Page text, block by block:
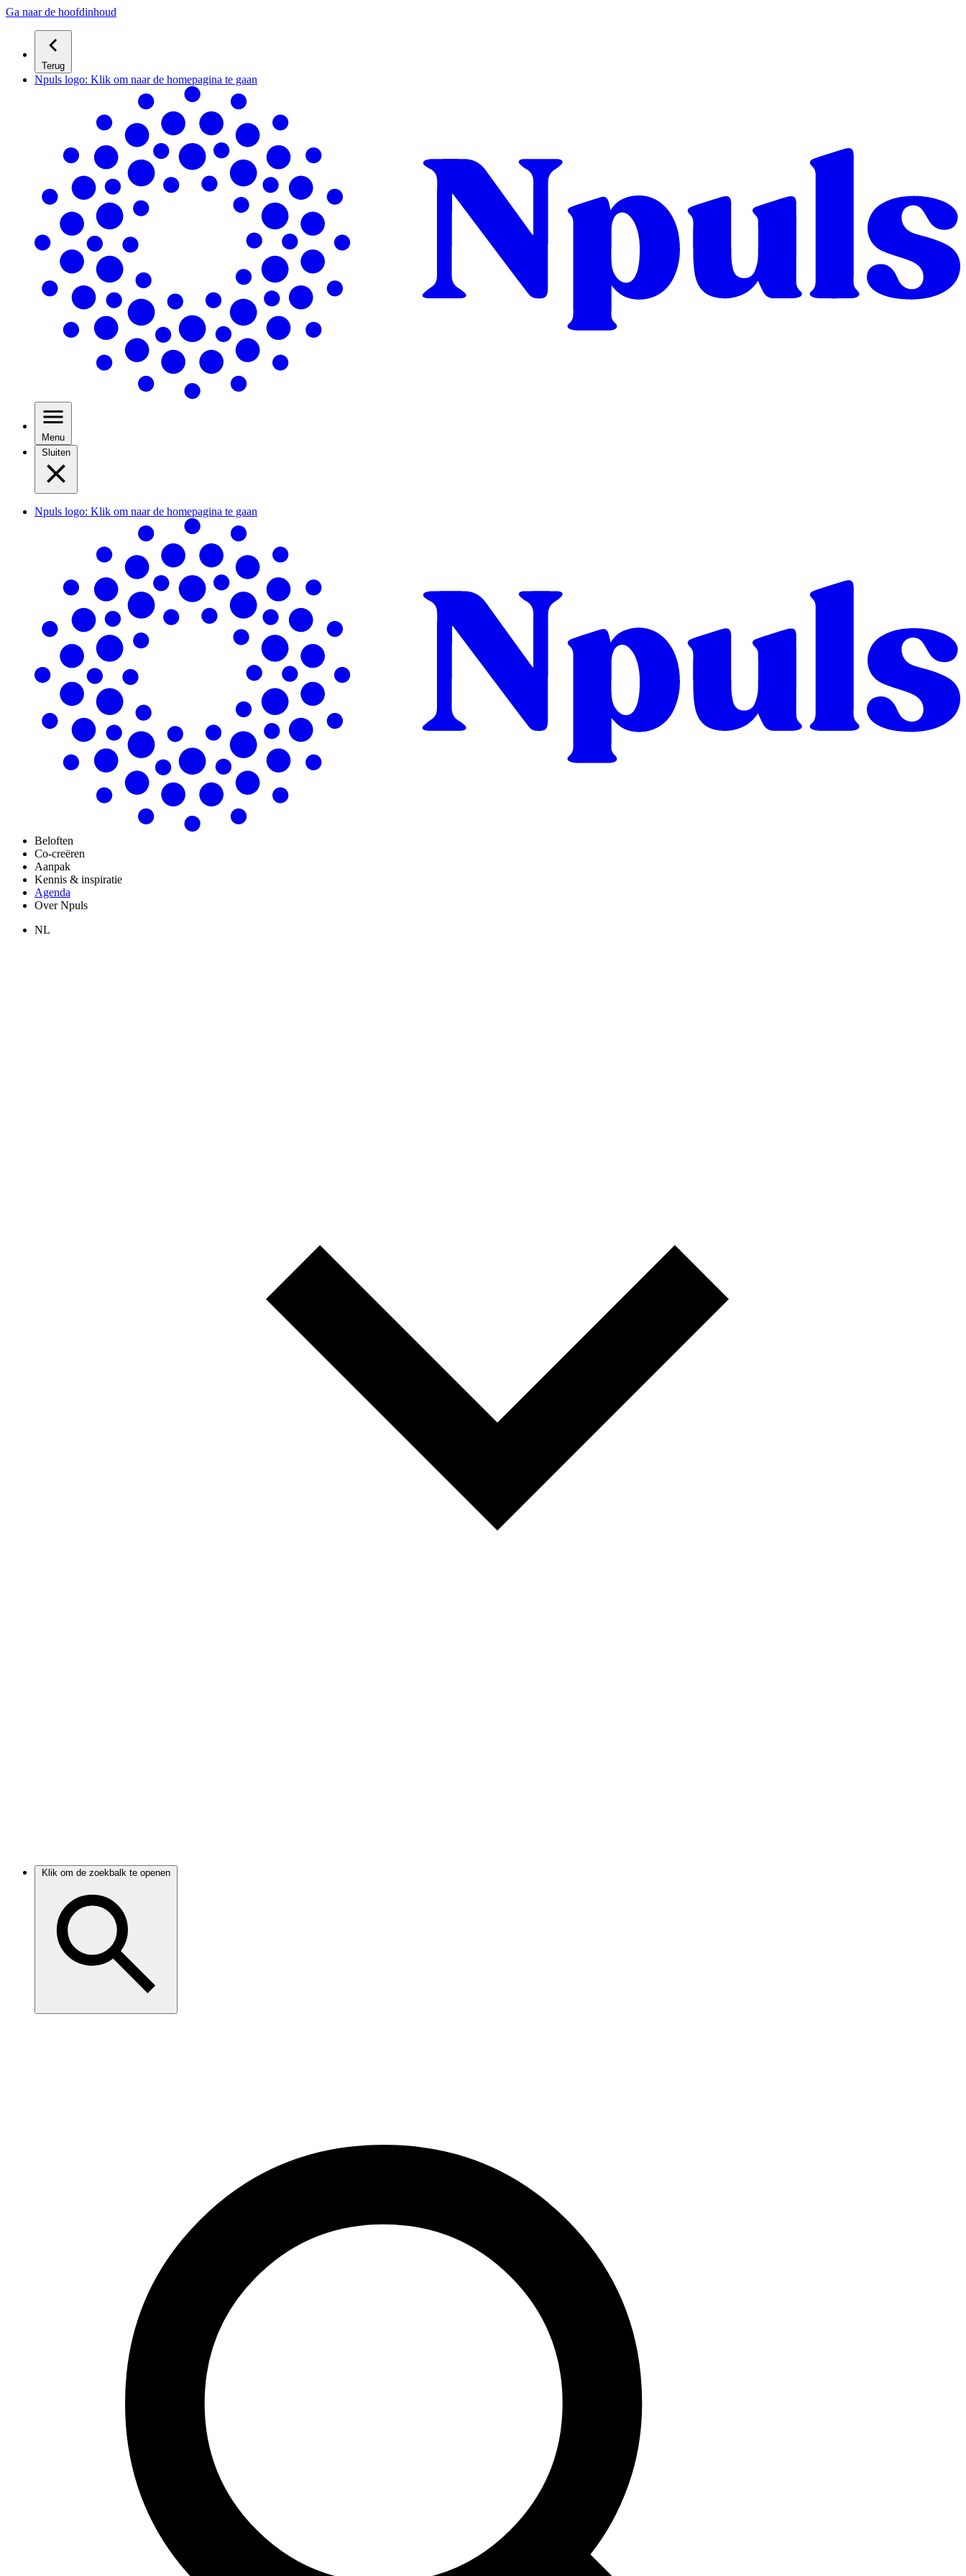
Ga naar de hoofdinhoud
Terug
Npuls logo: Klik om naar de homepagina te gaan
Menu
Sluiten
Npuls logo: Klik om naar de homepagina te gaan
Beloften
Co-creëren
Aanpak
Kennis & inspiratie
Agenda
Over Npuls
NL
Klik om de zoekbalk te openen